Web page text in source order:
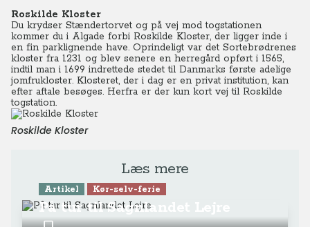
Roskilde Kloster
Du krydser Stændertorvet og på vej mod togstationen
kommer du i Algade forbi Roskilde Kloster, der ligger inde i
en fin parklignende have. Oprindeligt var det Sortebrødrenes
kloster fra 1231 og blev senere en herregård opført i 1565,
indtil man i 1699 indrettede stedet til Danmarks første adelige
jomfrukloster. Klosteret, der i dag er en privat institution, kan
efter aftale besøges. Herfra er der kun kort vej til Roskilde
togstation.
Roskilde Kloster
Læs mere
Artikel Kør-selv-ferie
På tur til Sagnlandet Lejre